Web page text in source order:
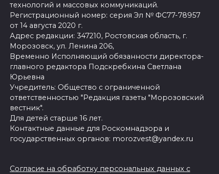
технологий и массовых коммуникаций.
Регистрационный номер: серия Эл № ФС77-78957
от 14 августа 2020 г.
Адрес редакции: 347210, Ростовская область, г.
Морозовск, ул. Ленина 206,
Временно Исполняющий обязанности директора-
главного редактора Подскребкина Светлана
Юрьевна
Учредитель: Общество с ограниченной
ответственностью "Редакция газеты "Морозовский
вестник".
Для детей старше 16 лет.
Контактные данные для Роскомнадзора и
государственных органов: morozvest@yandex.ru
Согласие на обработку персональных данных с